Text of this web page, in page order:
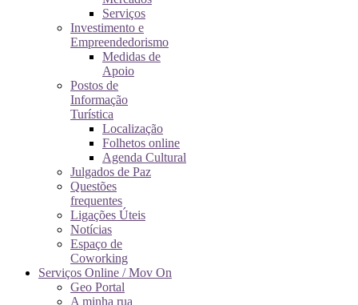
Serviços
Investimento e
Empreendedorismo
Medidas de
Apoio
Postos de
Informação
Turística
Localização
Folhetos online
Agenda Cultural
Julgados de Paz
Questões
frequentes
Ligações Úteis
Notícias
Espaço de
Coworking
Serviços Online / Mov On
Geo Portal
A minha rua